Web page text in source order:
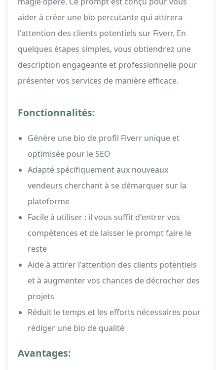
aider à créer une bio percutante qui attirera
l'attention des clients potentiels sur Fiverr. En
quelques étapes simples, vous obtiendrez une
description engageante et professionnelle pour
présenter vos services de manière efficace.
Fonctionnalités:
Génère une bio de profil Fiverr unique et
optimisée pour le SEO
Adapté spécifiquement aux nouveaux
vendeurs cherchant à se démarquer sur la
plateforme
Facile à utiliser : il vous suffit d'entrer vos
compétences et de laisser le prompt faire le
reste
Aide à attirer l'attention des clients potentiels
et à augmenter vos chances de décrocher des
projets
Réduit le temps et les efforts nécessaires pour
rédiger une bio de qualité
Avantages: